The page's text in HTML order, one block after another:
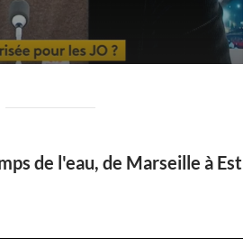
de l'eau, de Marseille à Est